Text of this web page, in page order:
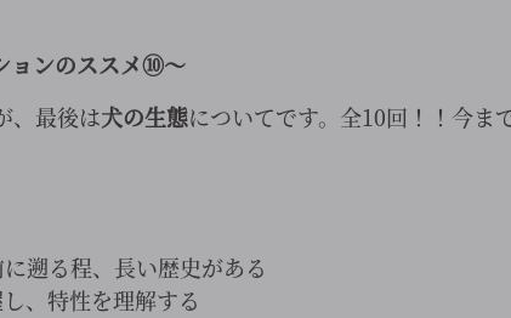
ョンのススメ⑩～
、最後は犬の生態についてです。全10回！！今ま
遡る程、長い歴史がある
、特性を理解する